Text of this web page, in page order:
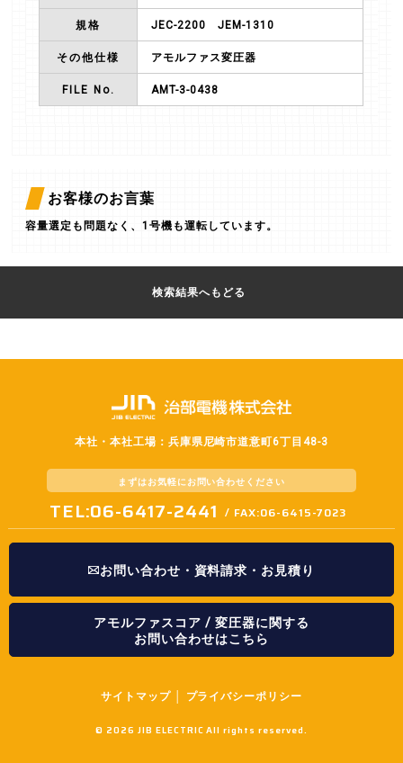
規格 JEC-2200 JEM-1310
その他仕様 アモルファス変圧器
FILE No. AMT-3-0438
お客様のお言葉
容量選定も問題なく、1号機も運転しています。
検索結果へもどる
本社・本社工場：兵庫県尼崎市道意町6丁目48-3
まずはお気軽にお問い合わせください
TEL:06-6417-2441 / FAX:06-6415-7023
お問い合わせ・資料請求・お見積り
アモルファスコア / 変圧器に関する
お問い合わせはこちら
サイトマップ│ プライバシーポリシー
© 2026 JIB ELECTRIC All rights reserved.